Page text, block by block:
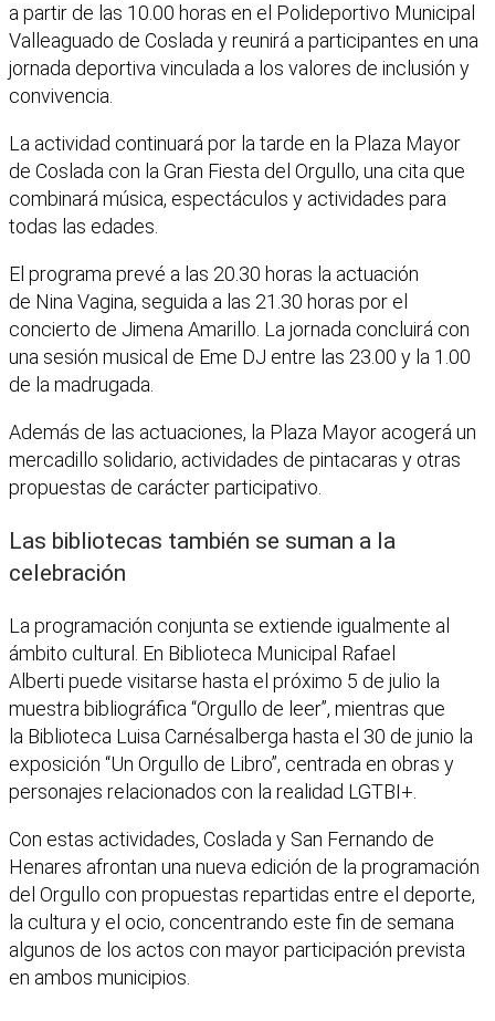
a partir de las 10.00 horas en el Polideportivo Municipal
Valleaguado de Coslada y reunirá a participantes en una
jornada deportiva vinculada a los valores de inclusión y
convivencia.
La actividad continuará por la tarde en la Plaza Mayor
de Coslada con la Gran Fiesta del Orgullo, una cita que
combinará música, espectáculos y actividades para
todas las edades.
El programa prevé a las 20.30 horas la actuación
de Nina Vagina, seguida a las 21.30 horas por el
concierto de Jimena Amarillo. La jornada concluirá con
una sesión musical de Eme DJ entre las 23.00 y la 1.00
de la madrugada.
Además de las actuaciones, la Plaza Mayor acogerá un
mercadillo solidario, actividades de pintacaras y otras
propuestas de carácter participativo.
Las bibliotecas también se suman a la
celebración
La programación conjunta se extiende igualmente al
ámbito cultural. En Biblioteca Municipal Rafael
Alberti puede visitarse hasta el próximo 5 de julio la
muestra bibliográfica “Orgullo de leer”, mientras que
la Biblioteca Luisa Carnésalberga hasta el 30 de junio la
exposición “Un Orgullo de Libro”, centrada en obras y
personajes relacionados con la realidad LGTBI+.
Con estas actividades, Coslada y San Fernando de
Henares afrontan una nueva edición de la programación
del Orgullo con propuestas repartidas entre el deporte,
la cultura y el ocio, concentrando este fin de semana
algunos de los actos con mayor participación prevista
en ambos municipios.